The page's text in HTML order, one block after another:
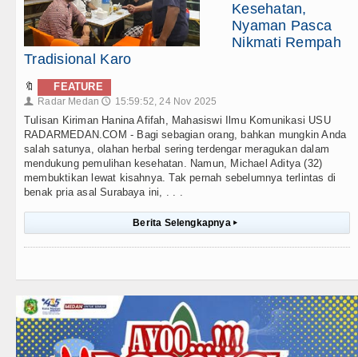
Kesehatan,
Nyaman Pasca
Nikmati Rempah
Tradisional Karo
🔖 FEATURE
👤 Radar Medan 🕔 15:59:52, 24 Nov 2025
Tulisan Kiriman Hanina Afifah, Mahasiswi Ilmu Komunikasi USU
RADARMEDAN.COM - Bagi sebagian orang, bahkan mungkin Anda
salah satunya, olahan herbal sering terdengar meragukan dalam
mendukung pemulihan kesehatan. Namun, Michael Aditya (32)
membuktikan lewat kisahnya. Tak pernah sebelumnya terlintas di
benak pria asal Surabaya ini, . . .
Berita Selengkapnya ▸